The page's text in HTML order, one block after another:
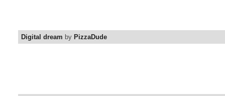
Digital dream by PizzaDude